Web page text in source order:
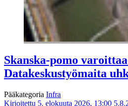
Skanska-pomo
Datakeskustyömaita
Pääkategoria Infra
Kirjoitettu 5. elokuuta 2026, 13:00